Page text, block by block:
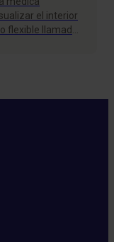
el interior
flexible llamado